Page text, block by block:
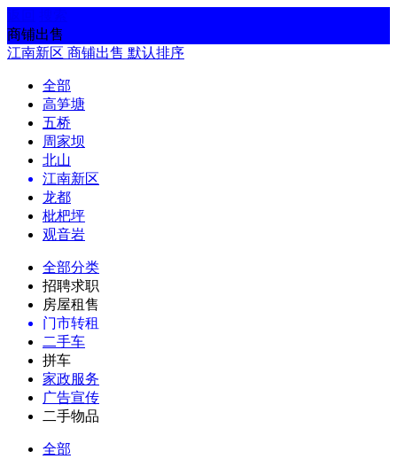
商铺出售
江南新区 商铺出售 默认排序
全部
高笋塘
五桥
周家坝
北山
江南新区
龙都
枇杷坪
观音岩
全部分类
招聘求职
房屋租售
门市转租
二手车
拼车
家政服务
广告宣传
二手物品
全部